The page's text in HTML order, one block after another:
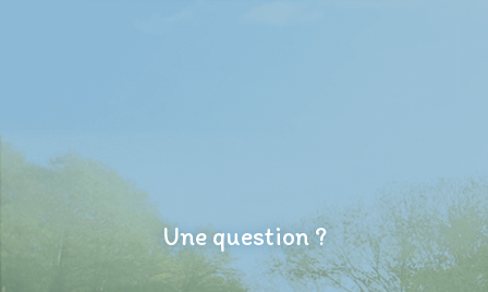
Une question ?